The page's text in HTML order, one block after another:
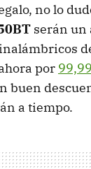
no lo
serán un
por
buen
a tiempo.